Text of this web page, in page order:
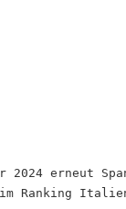
2024 erneut
Ranking